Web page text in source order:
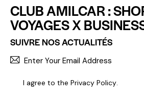
CLUB AMILCAR :
VOYAGES X
SUIVRE NOS ACTUALITÉS
I agree to the Privacy Policy.